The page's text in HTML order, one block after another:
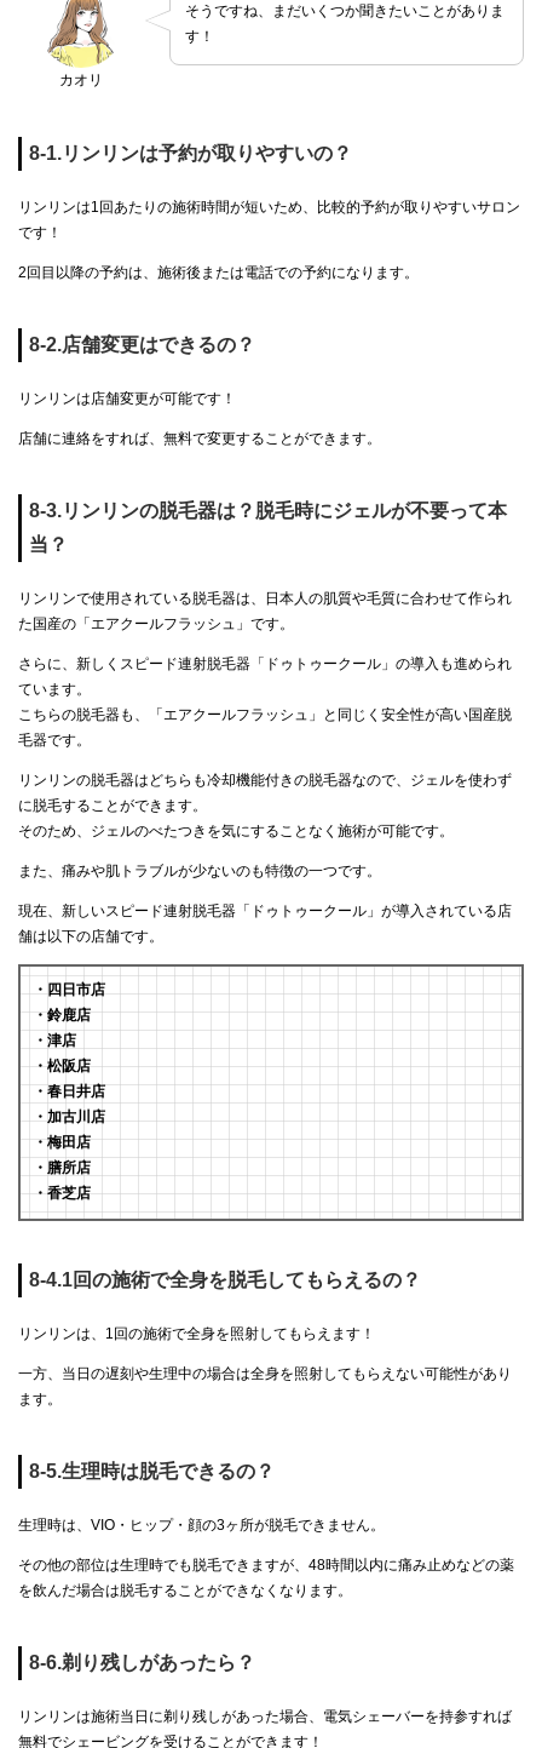
カオリ
そうですね、まだいくつか聞きたいことがありま
す！
8-1.リンリンは予約が取りやすいの？
リンリンは1回あたりの施術時間が短いため、比較的予約が取りやすいサロン
です！
2回目以降の予約は、施術後または電話での予約になります。
8-2.店舗変更はできるの？
リンリンは店舗変更が可能です！
店舗に連絡をすれば、無料で変更することができます。
8-3.リンリンの脱毛器は？脱毛時にジェルが不要って本
当？
リンリンで使用されている脱毛器は、日本人の肌質や毛質に合わせて作られ
た国産の「エアクールフラッシュ」です。
さらに、新しくスピード連射脱毛器「ドゥトゥークール」の導入も進められ
ています。
こちらの脱毛器も、「エアクールフラッシュ」と同じく安全性が高い国産脱
毛器です。
リンリンの脱毛器はどちらも冷却機能付きの脱毛器なので、ジェルを使わず
に脱毛することができます。
そのため、ジェルのべたつきを気にすることなく施術が可能です。
また、痛みや肌トラブルが少ないのも特徴の一つです。
現在、新しいスピード連射脱毛器「ドゥトゥークール」が導入されている店
舗は以下の店舗です。
・四日市店
・鈴鹿店
・津店
・松阪店
・春日井店
・加古川店
・梅田店
・膳所店
・香芝店
8-4.1回の施術で全身を脱毛してもらえるの？
リンリンは、1回の施術で全身を照射してもらえます！
一方、当日の遅刻や生理中の場合は全身を照射してもらえない可能性があり
ます。
8-5.生理時は脱毛できるの？
生理時は、VIO・ヒップ・顔の3ヶ所が脱毛できません。
その他の部位は生理時でも脱毛できますが、48時間以内に痛み止めなどの薬
を飲んだ場合は脱毛することができなくなります。
8-6.剃り残しがあったら？
リンリンは施術当日に剃り残しがあった場合、電気シェーバーを持参すれば
無料でシェービングを受けることができます！